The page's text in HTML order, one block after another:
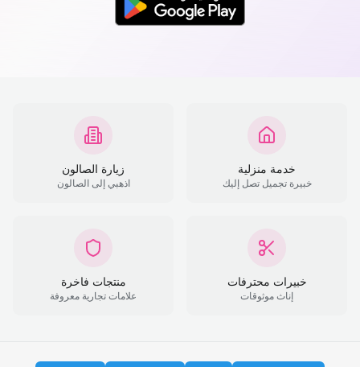
خدمة منزلية
خبيرة تجميل تصل إليك
زيارة الصالون
اذهبي إلى الصالون
خبيرات محترفات
إناث موثوقات
منتجات فاخرة
علامات تجارية معروفة